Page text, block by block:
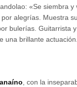
«Se siembra y
alegrías. Muestra
bulerías. Guitarrista
una brillante actuación.
, con la